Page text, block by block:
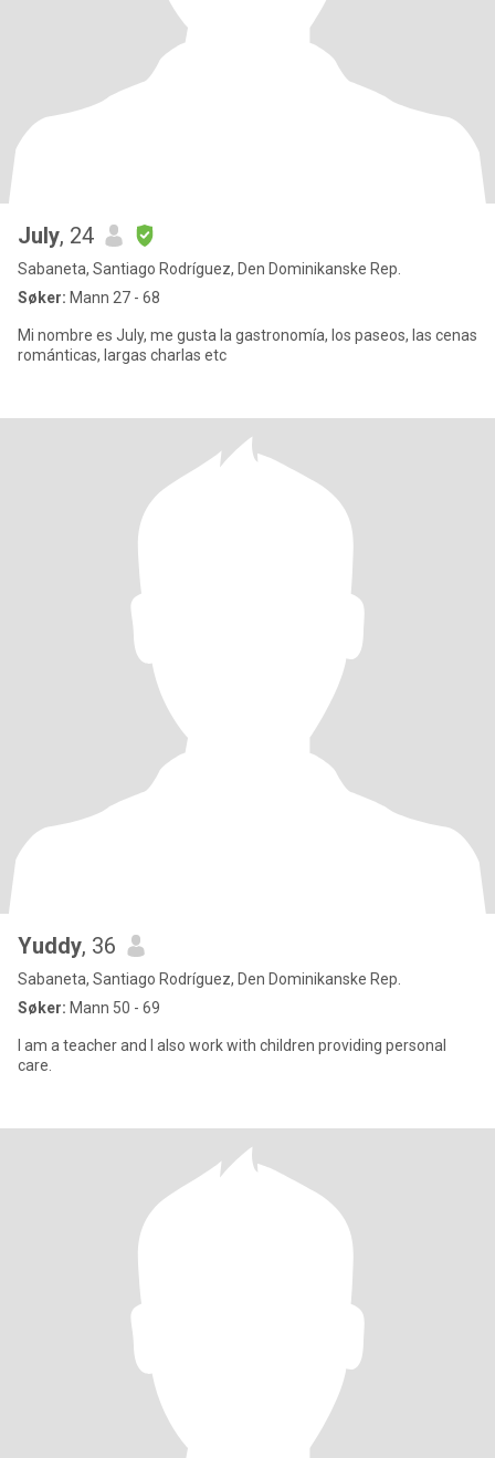
July, 24
Sabaneta, Santiago Rodríguez, Den Dominikanske Rep.
Søker: Mann 27 - 68
Mi nombre es July, me gusta la gastronomía, los paseos, las cenas
románticas, largas charlas etc
Yuddy, 36
Sabaneta, Santiago Rodríguez, Den Dominikanske Rep.
Søker: Mann 50 - 69
I am a teacher and I also work with children providing personal
care.